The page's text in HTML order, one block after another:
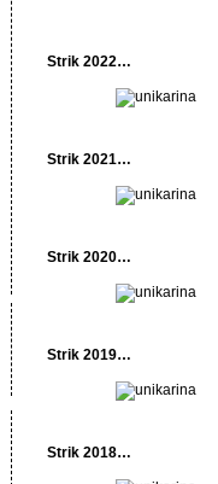
Strik 2022…
Strik 2021…
Strik 2020…
Strik 2019…
Strik 2018…